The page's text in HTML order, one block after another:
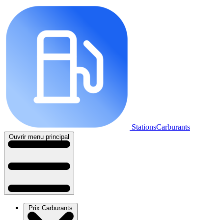
StationsCarburants
Ouvrir menu principal
Prix Carburants